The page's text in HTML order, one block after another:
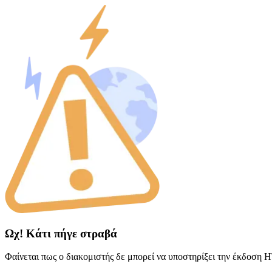
Ωχ! Κάτι πήγε στραβά
Φαίνεται πως ο διακομιστής δε μπορεί να υποστηρίξει την έκδοση